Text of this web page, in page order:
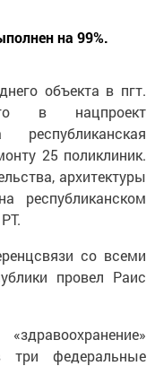
на 99%.
объекта в пгт.
в нацпроект
республиканская
25 поликлиник.
архитектуры
со всеми
провел Раис
федеральные